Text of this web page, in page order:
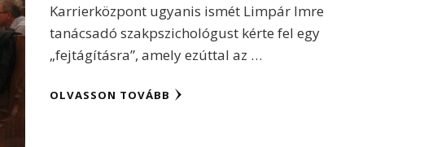
Karrierközpont ugyanis ismét Limpár Imre
tanácsadó szakpszichológust kérte fel egy
„fejtágításra”, amely ezúttal az …
OLVASSON TOVÁBB